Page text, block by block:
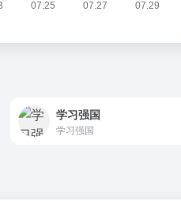
学习强国
学习强国